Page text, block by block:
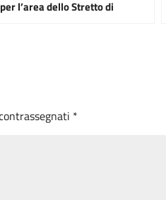
l’area dello Stretto di
*